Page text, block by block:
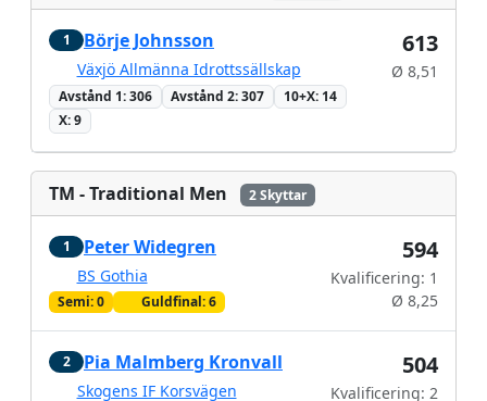
1 Börje Johnsson
Växjö Allmänna Idrottssällskap
Avstånd 1: 306 Avstånd 2: 307
10+X: 14
X: 9
613
Ø 8,51
TM - Traditional Men 2 Skyttar
1 Peter Widegren
BS Gothia
Semi: 0 Guldfinal: 6
594
Kvalificering: 1
Ø 8,25
2 Pia Malmberg Kronvall
Skogens IF Korsvägen
504
Kvalificering: 2